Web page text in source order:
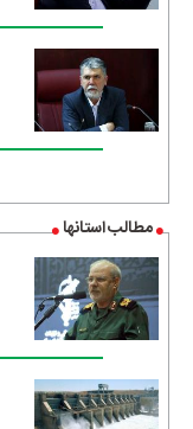
مطالب استانها